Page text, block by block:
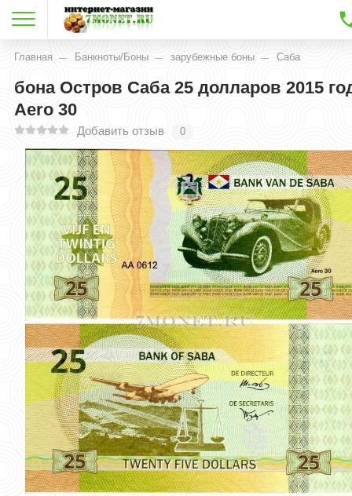
Главная Банкноты/Боны зарубежные боны Саба
бона Остров Саба 25 долларов 2015
Aero 30
Добавить отзыв 0